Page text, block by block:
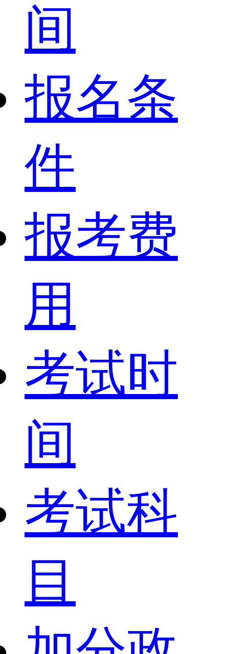
间
报名条
件
报考费
用
考试时
间
考试科
目